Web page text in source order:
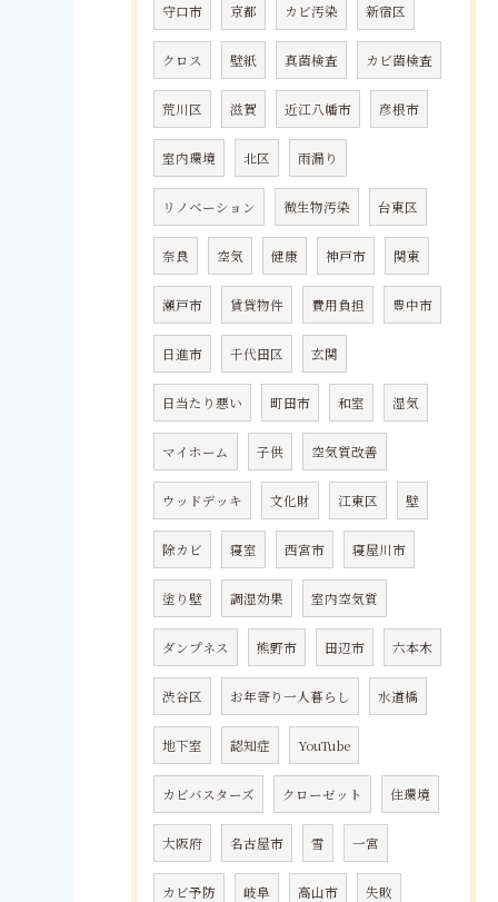
守口市 京都 カビ汚染 新宿区
クロス 壁紙 真菌検査 カビ菌検査
荒川区 滋賀 近江八幡市 彦根市
室内環境 北区 雨漏り
リノベーション 微生物汚染 台東区
奈良 空気 健康 神戸市 関東
瀬戸市 賃貸物件 費用負担 豊中市
日進市 千代田区 玄関
日当たり悪い 町田市 和室 湿気
マイホーム 子供 空気質改善
ウッドデッキ 文化財 江東区 壁
除カビ 寝室 西宮市 寝屋川市
塗り壁 調湿効果 室内空気質
ダンプネス 熊野市 田辺市 六本木
渋谷区 お年寄り一人暮らし 水道橋
地下室 認知症 YouTube
カビバスターズ クローゼット 住環境
大阪府 名古屋市 雪 一宮
カビ予防 岐阜 高山市 失敗